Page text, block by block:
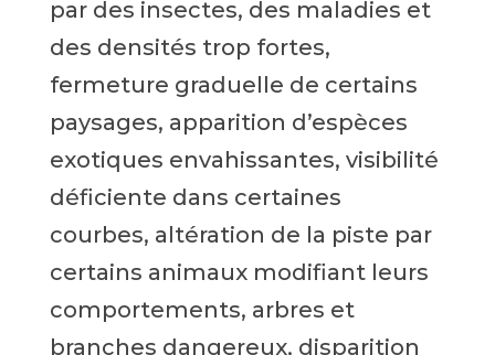
par des insectes, des maladies et
des densités trop fortes,
fermeture graduelle de certains
paysages, apparition d’espèces
exotiques envahissantes, visibilité
déficiente dans certaines
courbes, altération de la piste par
certains animaux modifiant leurs
comportements, arbres et
branches dangereux, disparition